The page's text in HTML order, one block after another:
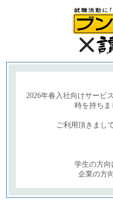
2026年春入社向けサービ
時を持ちま
ご利用頂きまし
学生の方向
企業の方